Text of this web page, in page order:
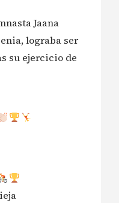
Jaana
lograba ser
su ejercicio de